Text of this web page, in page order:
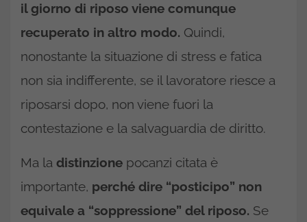
il giorno di riposo viene comunque
recuperato in altro modo. Quindi,
nonostante la situazione di stress e fatica
non sia indifferente, se il lavoratore riesce a
riposarsi dopo, non viene fuori la
contestazione e la salvaguardia de diritto.
Ma la distinzione pocanzi citata è
importante, perché dire “posticipo” non
equivale a “soppressione” del riposo. Se